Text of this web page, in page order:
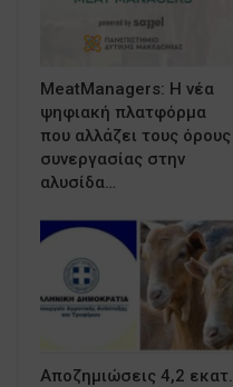
MeatManagers: Η νέα
ψηφιακή πλατφόρμα
που αλλάζει τους όρους
συνεργασίας στην
αλυσίδα…
Αποζημιώσεις 4,2 εκατ.